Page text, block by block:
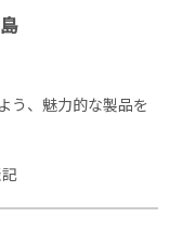
う、魅力的な製品を